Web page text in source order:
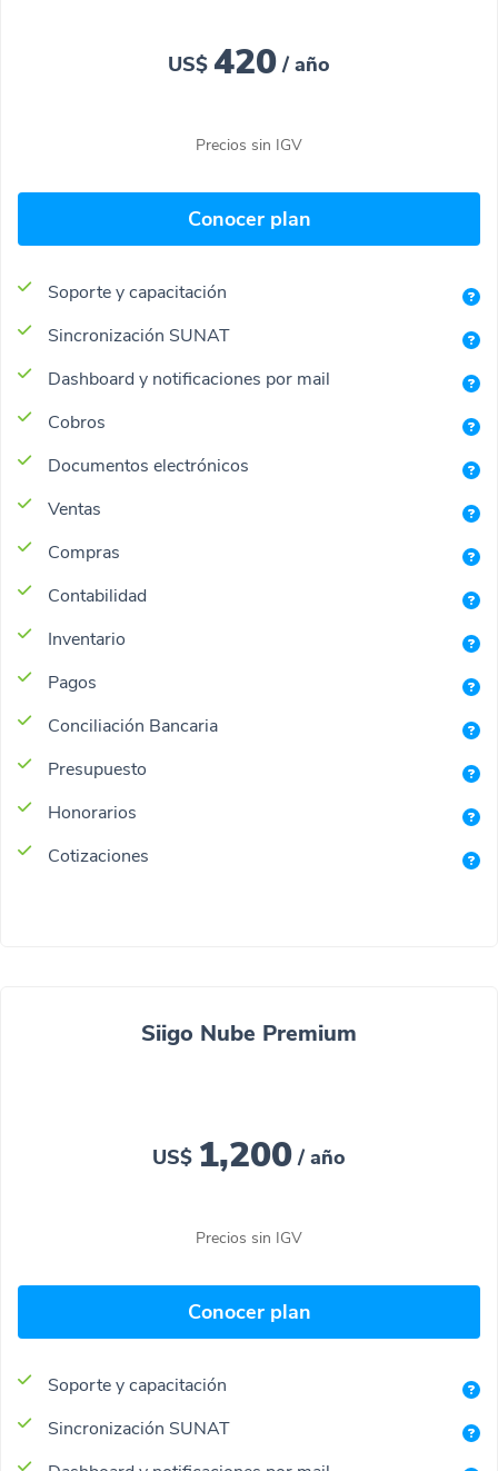
US$ 420 / año
Precios sin IGV
Conocer plan
Soporte y capacitación
Sincronización SUNAT
Dashboard y notificaciones por mail
Cobros
Documentos electrónicos
Ventas
Compras
Contabilidad
Inventario
Pagos
Conciliación Bancaria
Presupuesto
Honorarios
Cotizaciones
Siigo Nube Premium
US$ 1,200 / año
Precios sin IGV
Conocer plan
Soporte y capacitación
Sincronización SUNAT